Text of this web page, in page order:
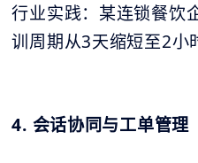
行业实践：某连锁餐饮
训周期从3天缩短至2小
4. 会话协同与工单管理